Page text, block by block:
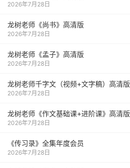
2026年7月28日
龙树老师《尚书》高清版
2026年7月28日
龙树老师《孟子》高清版
2026年7月28日
龙树老师千字文（视频+文字稿）高清版
2026年7月28日
龙树老师《作文基础课+进阶课》高清版
2026年7月28日
《传习录》全集年度会员
2026年7月28日